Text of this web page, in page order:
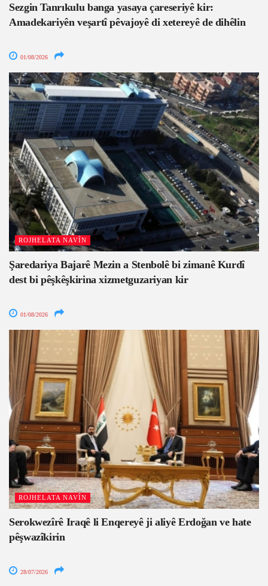
Sezgin Tanrıkulu banga yasaya çareseriyê kir:
Amadekariyên veşartî pêvajoyê di xetereyê de dihêlin
01/08/2026
ROJHELATA NAVÎN
Şaredariya Bajarê Mezin a Stenbolê bi zimanê Kurdî
dest bi pêşkêşkirina xizmetguzariyan kir
01/08/2026
ROJHELATA NAVÎN
Serokwezîrê Iraqê li Enqereyê ji aliyê Erdoğan ve hate
pêşwazîkirin
28/07/2026